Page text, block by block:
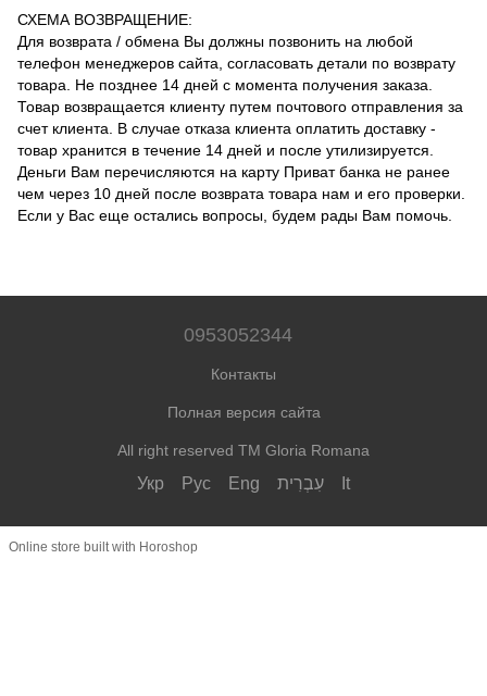
СХЕМА ВОЗВРАЩЕНИЕ:
Для возврата / обмена Вы должны позвонить на любой
телефон менеджеров сайта, согласовать детали по возврату
товара. Не позднее 14 дней с момента получения заказа.
Товар возвращается клиенту путем почтового отправления за
счет клиента. В случае отказа клиента оплатить доставку -
товар хранится в течение 14 дней и после утилизируется.
Деньги Вам перечисляются на карту Приват банка не ранее
чем через 10 дней после возврата товара нам и его проверки.
Если у Вас еще остались вопросы, будем рады Вам помочь.
0953052344
Контакты
Полная версия сайта
All right reserved TM Gloria Romana
Укр Рус Eng עִבְרִית It
Online store built with Horoshop